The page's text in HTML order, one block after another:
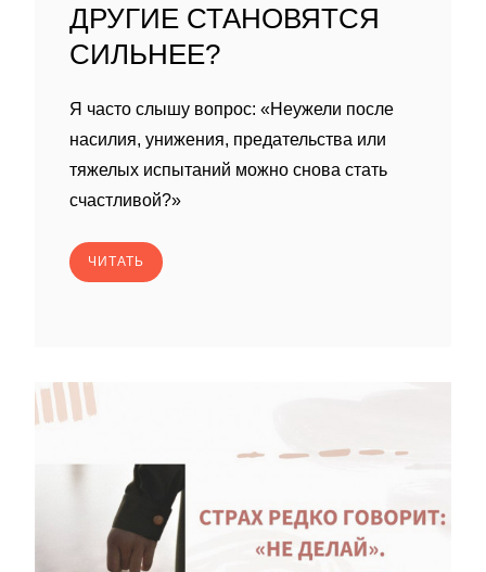
ДРУГИЕ СТАНОВЯТСЯ
СИЛЬНЕЕ?
Я часто слышу вопрос: «Неужели после
насилия, унижения, предательства или
тяжелых испытаний можно снова стать
счастливой?»
ЧИТАТЬ